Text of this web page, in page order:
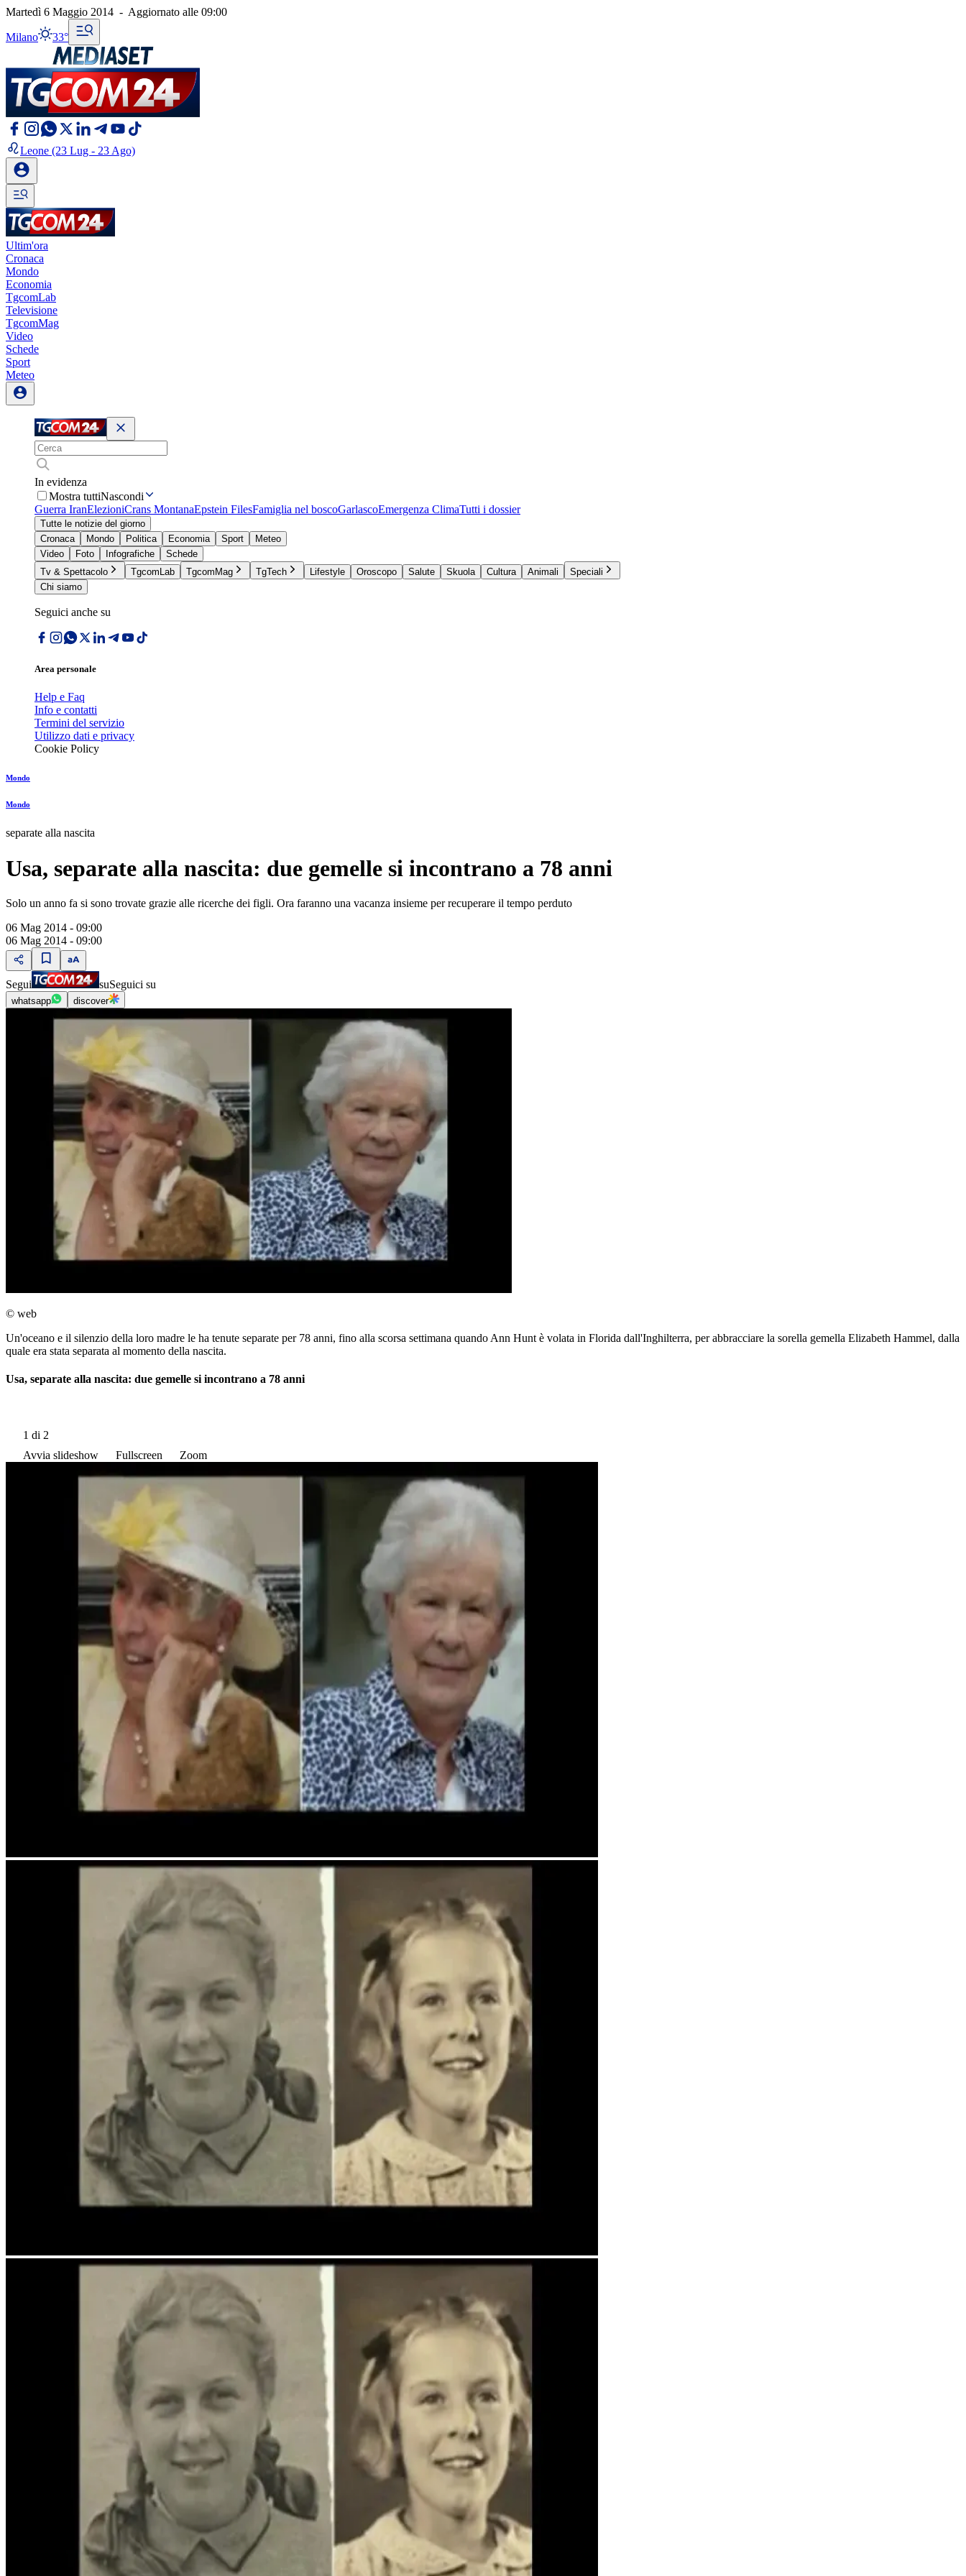
Martedì 6 Maggio 2014 - Aggiornato alle 09:00
Milano 33°
Leone (23 Lug - 23 Ago)
Ultim'ora
Cronaca
Mondo
Economia
TgcomLab
Televisione
TgcomMag
Video
Schede
Sport
Meteo
In evidenza
Mostra tuttiNascondi
Guerra IranElezioniCrans MontanaEpstein FilesFamiglia nel boscoGarlascoEmergenza ClimaTutti i dossier
Tutte le notizie del giorno
Cronaca
Mondo Politica Economia Sport
Meteo
Video
Foto Infografiche
Schede
Tv & Spettacolo
TgcomLab TgcomMag TgTech Lifestyle Oroscopo Salute Skuola Cultura Animali
Speciali
Chi siamo
Seguici anche su
Area personale
Help e Faq
Info e contatti
Termini del servizio
Utilizzo dati e privacy
Cookie Policy
Mondo
Mondo
separate alla nascita
Usa, separate alla nascita: due gemelle si incontrano a 78 anni
Solo un anno fa si sono trovate grazie alle ricerche dei figli. Ora faranno una vacanza insieme per recuperare il tempo perduto
06 Mag 2014 - 09:00
06 Mag 2014 - 09:00
Segui suSeguici su
whatsapp discover
© web
Un'oceano e il silenzio della loro madre le ha tenute separate per 78 anni, fino alla scorsa settimana quando Ann Hunt è volata in Florida dall'Inghilterra, per abbracciare la sorella gemella Elizabeth Hammel, dalla
quale era stata separata al momento della nascita.
Usa, separate alla nascita: due gemelle si incontrano a 78 anni
1 di 2
Avvia slideshow
Fullscreen Zoom